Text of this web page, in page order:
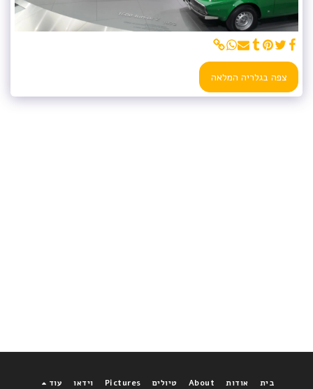
צפה בגלריה המלאה
בית אודות About טיולים Pictures וידאו עוד